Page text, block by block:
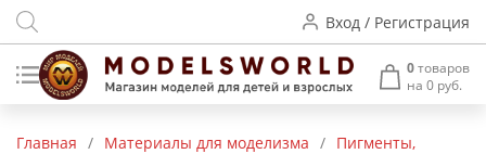
Вход / Регистрация
0товаров
на 0 руб.
Главная / Материалы для моделизма / Пигменты,